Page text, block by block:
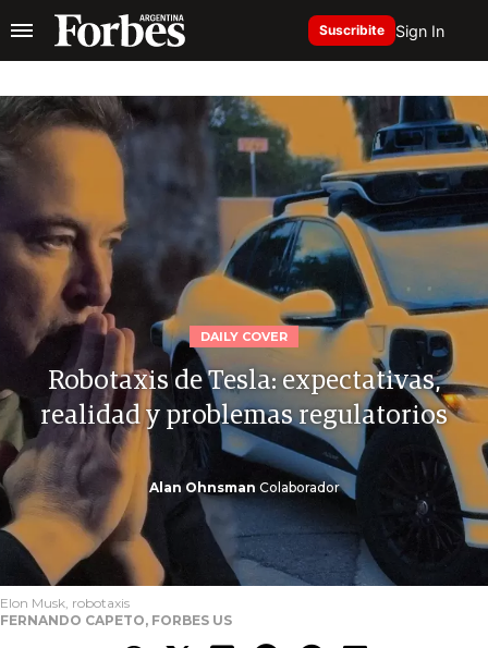
Suscribite Sign In
DAILY COVER
Robotaxis de Tesla: expectativas,
realidad y problemas regulatorios
Alan Ohnsman Colaborador
Elon Musk, robotaxis
FERNANDO CAPETO, FORBES US